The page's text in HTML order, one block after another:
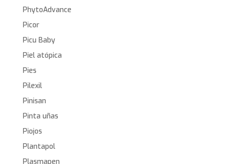
PhytoAdvance
Picor
Picu Baby
Piel atópica
Pies
Pilexil
Pinisan
Pinta uñas
Piojos
Plantapol
Plasmapen